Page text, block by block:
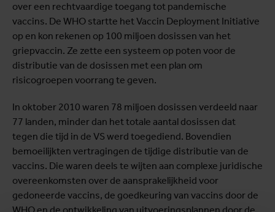
over een rechtvaardige toegang tot pandemische
vaccins. De WHO startte het Vaccin Deployment Initiative
op en kon rekenen op 100 miljoen dosissen van het
griepvaccin. Ze zette een systeem op poten voor de
distributie van de dosissen met een plan om
risicogroepen voorrang te geven.
In oktober 2010 waren 78 miljoen dosissen verdeeld naar
77 landen, minder dan het totale aantal dosissen dat
tegen die tijd in de VS werd toegediend. Bovendien
bemoeilijkten vertragingen de tijdige distributie van de
vaccins. Die waren deels te wijten aan complexe juridische
overeenkomsten over de aansprakelijkheid voor
gedoneerde vaccins, de goedkeuring van vaccins door de
WHO en de ontwikkeling van uitvoeringsplannen door de